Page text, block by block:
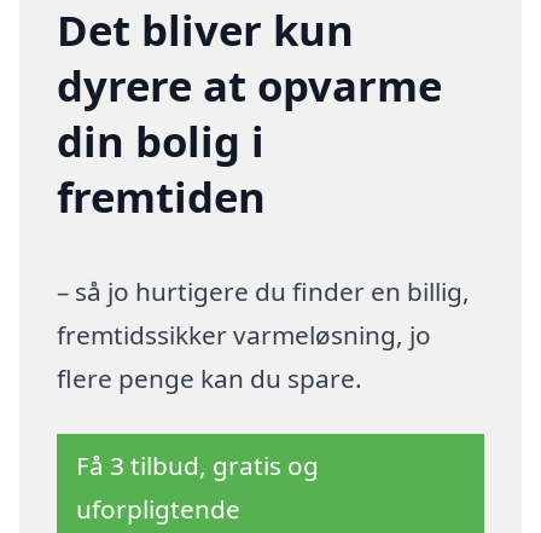
Det bliver kun
dyrere at opvarme
din bolig i
fremtiden
– så jo hurtigere du finder en billig,
fremtidssikker varmeløsning, jo
flere penge kan du spare.
Få 3 tilbud, gratis og
uforpligtende